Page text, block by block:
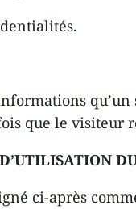
que le visiteur
ci-après